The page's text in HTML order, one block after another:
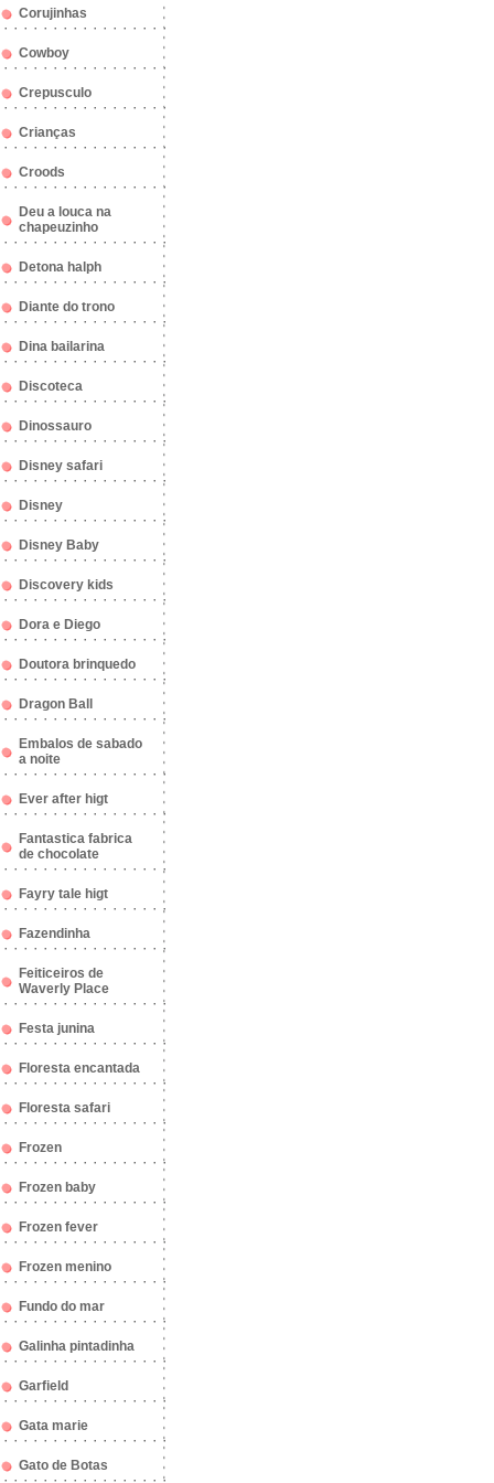
Corujinhas
Cowboy
Crepusculo
Crianças
Croods
Deu a louca na
chapeuzinho
Detona halph
Diante do trono
Dina bailarina
Discoteca
Dinossauro
Disney safari
Disney
Disney Baby
Discovery kids
Dora e Diego
Doutora brinquedo
Dragon Ball
Embalos de sabado
a noite
Ever after higt
Fantastica fabrica
de chocolate
Fayry tale higt
Fazendinha
Feiticeiros de
Waverly Place
Festa junina
Floresta encantada
Floresta safari
Frozen
Frozen baby
Frozen fever
Frozen menino
Fundo do mar
Galinha pintadinha
Garfield
Gata marie
Gato de Botas